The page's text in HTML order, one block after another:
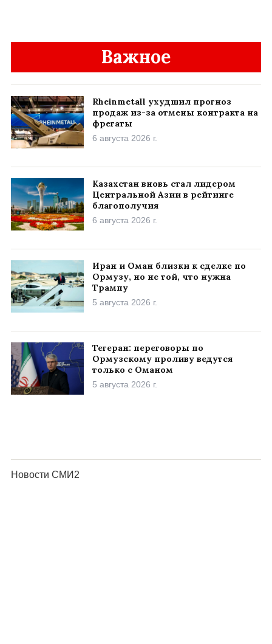
Важное
Rheinmetall ухудшил прогноз
продаж из-за отмены контракта на
фрегаты
6 августа 2026 г.
Казахстан вновь стал лидером
Центральной Азии в рейтинге
благополучия
6 августа 2026 г.
Иран и Оман близки к сделке по
Ормузу, но не той, что нужна
Трампу
5 августа 2026 г.
Тегеран: переговоры по
Ормузскому проливу ведутся
только с Оманом
5 августа 2026 г.